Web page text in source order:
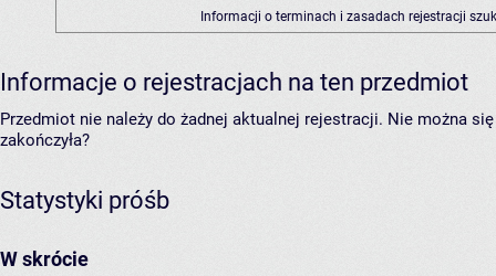
Informacji o terminach i zasadach rejestracji
Informacje o rejestracjach na ten przedmiot
Przedmiot nie należy do żadnej aktualnej rejestracji. Nie można
zakończyła?
Statystyki próśb
W skrócie